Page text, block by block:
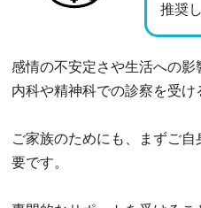
推奨
感情の不安定さや生活への
内科や精神科での診察を受け
ご家族のためにも、まずご
要です。